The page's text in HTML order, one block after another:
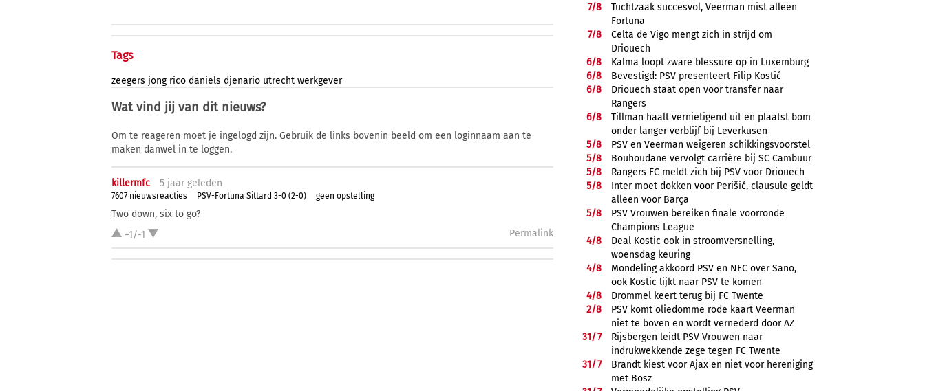
Tags
zeegers jong rico daniels djenario utrecht werkgever
Wat vind jij van dit nieuws?
Om te reageren moet je ingelogd zijn. Gebruik de links bovenin beeld om een loginnaam aan te
maken danwel in te loggen.
killermfc 5 jaar geleden
7607 nieuwsreacties PSV-Fortuna Sittard 3-0 (2-0) geen opstelling
Two down, six to go?
+1/-1
Permalink
7/8
Tuchtzaak succesvol, Veerman mist alleen
Fortuna
7/8
Celta de Vigo mengt zich in strijd om
Driouech
6/8
Kalma loopt zware blessure op in Luxemburg
6/8
Bevestigd: PSV presenteert Filip Kostić
6/8
Driouech staat open voor transfer naar
Rangers
6/8
Tillman haalt vernietigend uit en plaatst bom
onder langer verblijf bij Leverkusen
5/8
PSV en Veerman weigeren schikkingsvoorstel
5/8
Bouhoudane vervolgt carrière bij SC Cambuur
5/8
Rangers FC meldt zich bij PSV voor Driouech
5/8
Inter moet dokken voor Perišić, clausule geldt
alleen voor Barça
5/8
PSV Vrouwen bereiken finale voorronde
Champions League
4/8
Deal Kostic ook in stroomversnelling,
woensdag keuring
4/8
Mondeling akkoord PSV en NEC over Sano,
ook Kostic lijkt naar PSV te komen
4/8
Drommel keert terug bij FC Twente
2/8
PSV komt oliedomme rode kaart Veerman
niet te boven en wordt vernederd door AZ
31/7
Rijsbergen leidt PSV Vrouwen naar
indrukwekkende zege tegen FC Twente
31/7
Brandt kiest voor Ajax en niet voor hereniging
met Bosz